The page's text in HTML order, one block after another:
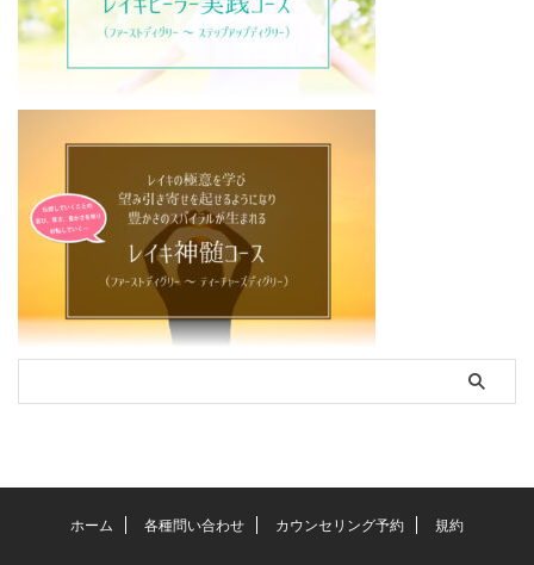
ホーム 各種問い合わせ カウンセリング予約 規約